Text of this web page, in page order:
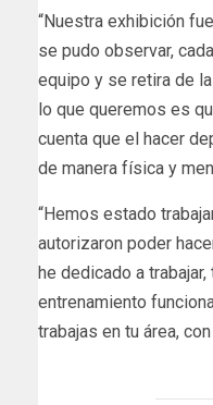
“Nuestra exhibición
se pudo observar,
equipo y se retira de
lo que queremos es
cuenta que el hacer
de manera física y
“Hemos estado
autorizaron poder
he dedicado a
entrenamiento
trabajas en tu área,